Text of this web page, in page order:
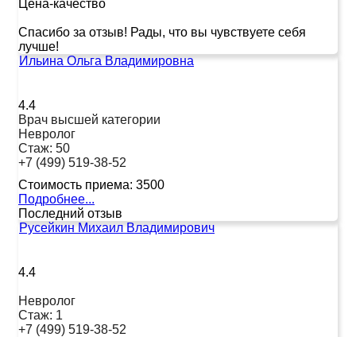
Цена-качество
Спасибо за отзыв! Рады, что вы чувствуете себя
лучше!
Ильина Ольга Владимировна
4.4
Врач высшей категории
Невролог
Стаж: 50
+7 (499) 519-38-52
Стоимость приема: 3500
Подробнее...
Последний отзыв
Русейкин Михаил Владимирович
4.4
Невролог
Стаж: 1
+7 (499) 519-38-52